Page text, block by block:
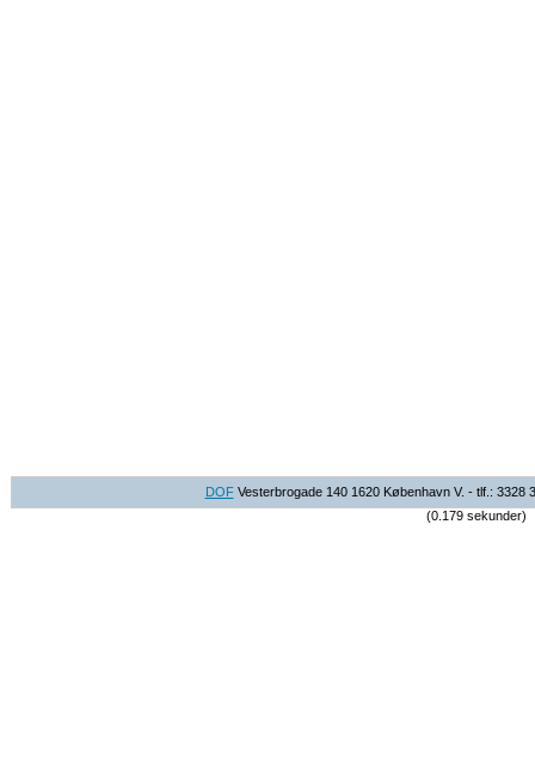
DOFVesterbrogade 140 1620 København V. - tlf.: 3328
(0.179 sekunder)